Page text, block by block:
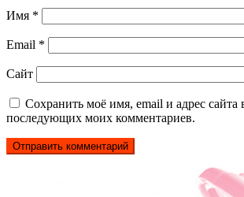
Имя *
Email *
Сайт
Сохранить моё имя, email и адрес сайта
последующих моих комментариев.